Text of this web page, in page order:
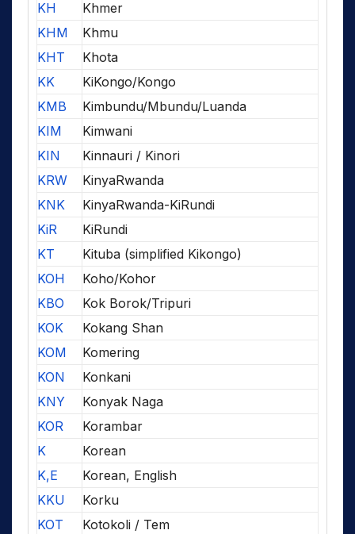
KH
Khmer
KHM
Khmu
KHT
Khota
KK
KiKongo/Kongo
KMB
Kimbundu/Mbundu/Luanda
KIM
Kimwani
KIN
Kinnauri / Kinori
KRW
KinyaRwanda
KNK
KinyaRwanda-KiRundi
KiR
KiRundi
KT
Kituba (simplified Kikongo)
KOH
Koho/Kohor
KBO
Kok Borok/Tripuri
KOK
Kokang Shan
KOM
Komering
KON
Konkani
KNY
Konyak Naga
KOR
Korambar
K
Korean
K,E
Korean, English
KKU
Korku
KOT
Kotokoli / Tem